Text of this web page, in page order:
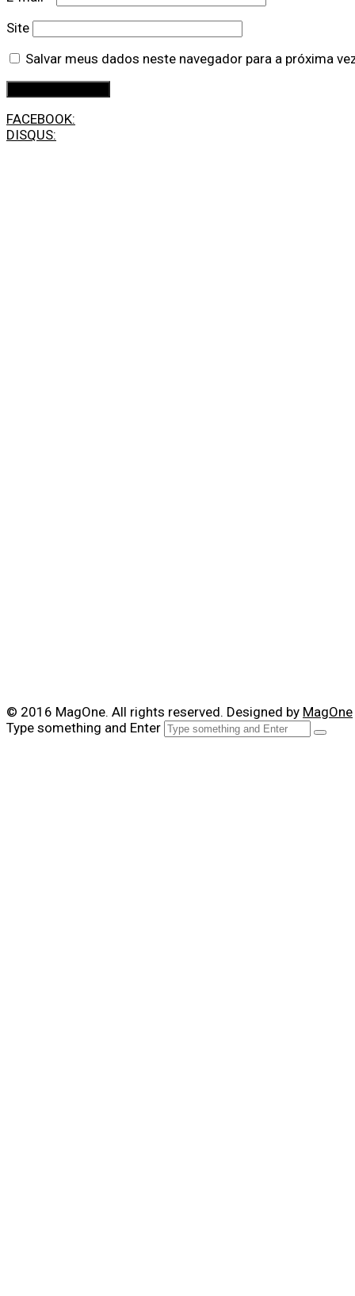
Site
Salvar meus dados neste navegador para a próxima
FACEBOOK:
DISQUS:
© 2016 MagOne. All rights reserved. Designed by MagOne
Type something and Enter